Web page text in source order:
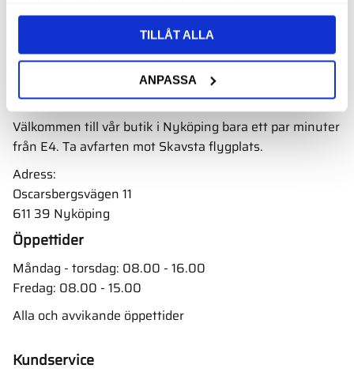
TILLÅT ALLA
ANPASSA
Följ oss
Butik
Välkommen till vår butik i Nyköping bara ett par minuter
från E4. Ta avfarten mot Skavsta flygplats.
Adress:
Oscarsbergsvägen 11
611 39 Nyköping
Öppettider
Måndag - torsdag: 08.00 - 16.00
Fredag: 08.00 - 15.00
Alla och avvikande öppettider
Kundservice